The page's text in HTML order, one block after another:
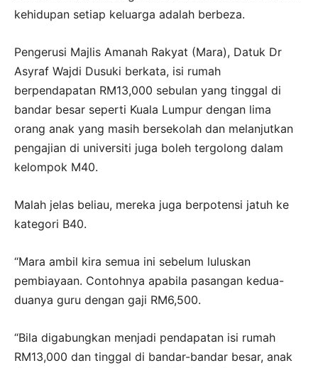
kehidupan setiap keluarga adalah berbeza.
Pengerusi Majlis Amanah Rakyat (Mara), Datuk Dr
Asyraf Wajdi Dusuki berkata, isi rumah
berpendapatan RM13,000 sebulan yang tinggal di
bandar besar seperti Kuala Lumpur dengan lima
orang anak yang masih bersekolah dan melanjutkan
pengajian di universiti juga boleh tergolong dalam
kelompok M40.
Malah jelas beliau, mereka juga berpotensi jatuh ke
kategori B40.
“Mara ambil kira semua ini sebelum luluskan
pembiayaan. Contohnya apabila pasangan kedua-
duanya guru dengan gaji RM6,500.
“Bila digabungkan menjadi pendapatan isi rumah
RM13,000 dan tinggal di bandar-bandar besar, anak